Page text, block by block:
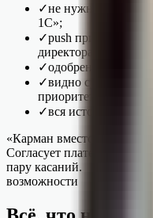
✓не нужно быть в
1С»;
✓push приходит
директора;
✓одобрение в пару
✓видно сумму,
приоритет «срочно»;
✓вся история
«Карман вместо кабинета»
Согласует платежи в
пару касаний.
возможности